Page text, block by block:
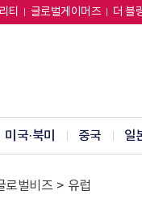
티 글로벌게이머즈 더 블
미국·북미 중국 일
로벌비즈 > 유럽